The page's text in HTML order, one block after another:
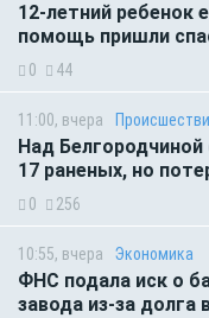
12-летний ребенок
помощь пришли
0 44
11:00, вчера
Над
17 раненых, но
0 256
10:55, вчера Экономика
ФНС подала иск о
завода из-за долга